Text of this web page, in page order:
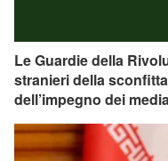
Le Guardie della
stranieri della
dell’impegno dei